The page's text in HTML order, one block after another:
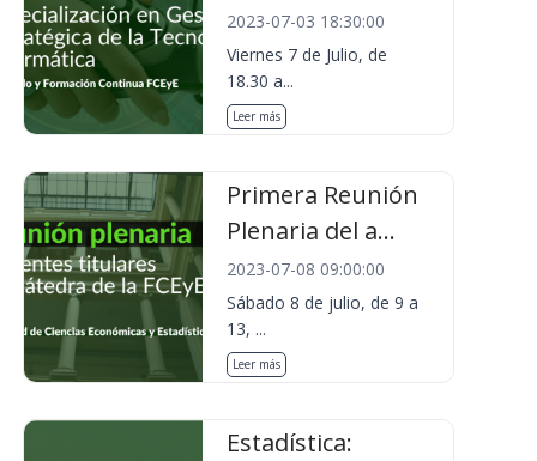
2023-07-03 18:30:00
Viernes 7 de Julio, de
18.30 a...
Leer más
Primera Reunión
Plenaria del a...
2023-07-08 09:00:00
Sábado 8 de julio, de 9 a
13, ...
Leer más
Estadística: